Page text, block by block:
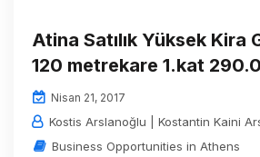
Atina Satılık Yüksek Kira
120 metrekare 1.kat
Nisan 21, 2017
Kostis Arslanoğlu | Kostantin Kaini
Business Opportunities in Athens